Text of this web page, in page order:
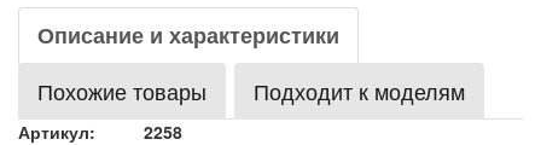
Описание и характеристики
Похожие товары
Подходит к моделям
Артикул:
2258